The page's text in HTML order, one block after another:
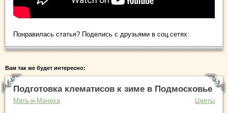
Понравилась статья? Поделись с друзьями в соц.сетях:
Вам так же будет интересно:
Подготовка клематисов к зиме в Подмосковье
Мать-и-Мачеха Цветы